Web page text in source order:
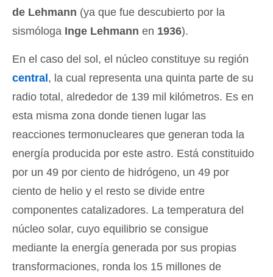
de Lehmann (ya que fue descubierto por la
sismóloga Inge Lehmann en 1936).
En el caso del sol, el núcleo constituye su región
central, la cual representa una quinta parte de su
radio total, alrededor de 139 mil kilómetros. Es en
esta misma zona donde tienen lugar las
reacciones termonucleares que generan toda la
energía producida por este astro. Está constituido
por un 49 por ciento de hidrógeno, un 49 por
ciento de helio y el resto se divide entre
componentes catalizadores. La temperatura del
núcleo solar, cuyo equilibrio se consigue
mediante la energía generada por sus propias
transformaciones, ronda los 15 millones de